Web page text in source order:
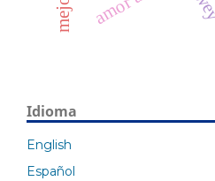
Idioma
English
Español